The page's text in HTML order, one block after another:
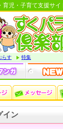
育児・子育て支援サ
らす 特集
イン